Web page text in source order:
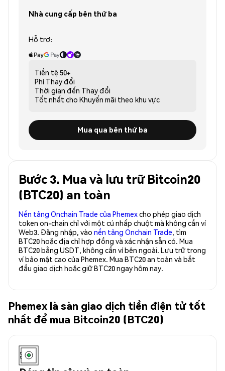
Nhà cung cấp bên thứ ba
Hỗ trợ:
Tiền tệ 50+
Phí Thay đổi
Thời gian đến Thay đổi
Tốt nhất cho Khuyến mãi theo khu vực
Mua qua bên thứ ba
Bước 3. Mua và lưu trữ Bitcoin20
(BTC20) an toàn
Nền tảng Onchain Trade của Phemexcho phép giao dịch
token on-chain chỉ với một cú nhấp chuột mà không cần ví
Web3. Đăng nhập, vào nền tảng Onchain Trade, tìm
BTC20 hoặc địa chỉ hợp đồng và xác nhận sẵn có. Mua
BTC20 bằng USDT, không cần ví bên ngoài. Lưu trữ trong
ví bảo mật cao của Phemex. Mua BTC20 an toàn và bắt
đầu giao dịch hoặc giữ BTC20 ngay hôm nay.
Phemex là sàn giao dịch tiền điện tử tốt
nhất để mua Bitcoin20 (BTC20)